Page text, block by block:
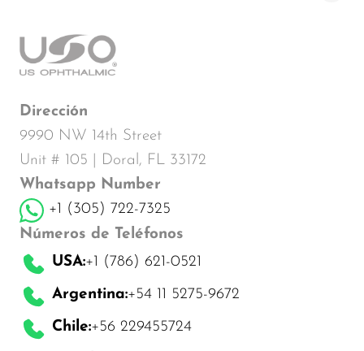
Dirección
9990 NW 14th Street
Unit # 105 | Doral, FL 33172
Whatsapp Number
+1 (305) 722-7325
Números de Teléfonos
USA:+1 (786) 621-0521
Argentina:+54 11 5275-9672
Chile:+56 229455724